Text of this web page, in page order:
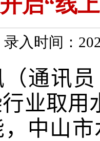
录入时间：
（通讯
业取用
，中山